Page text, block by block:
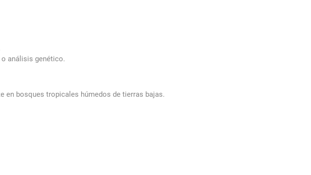
análisis genético.
en bosques tropicales húmedos de tierras bajas.